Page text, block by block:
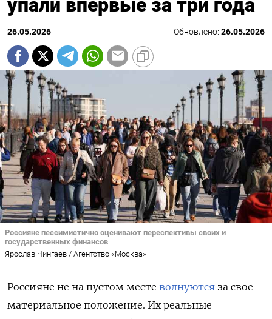
упали впервые за три года
26.05.2026 Обновлено: 26.05.2026
Россияне пессимистично оценивают переспективы своих и
государственных финансов
Ярослав Чингаев / Агентство «Москва»
Россияне не на пустом месте волнуются за свое
материальное положение. Их реальные